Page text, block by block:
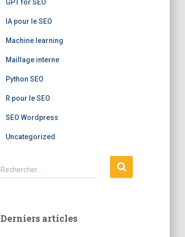
GPT for SEO
IA pour le SEO
Machine learning
Maillage interne
Python SEO
R pour le SEO
SEO Wordpress
Uncategorized
R
e
r
Rechercher…
Derniers articles